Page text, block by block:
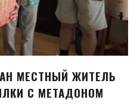
МЕСТНЫЙ ЖИТЕЛЬ
С МЕТАДОНОМ